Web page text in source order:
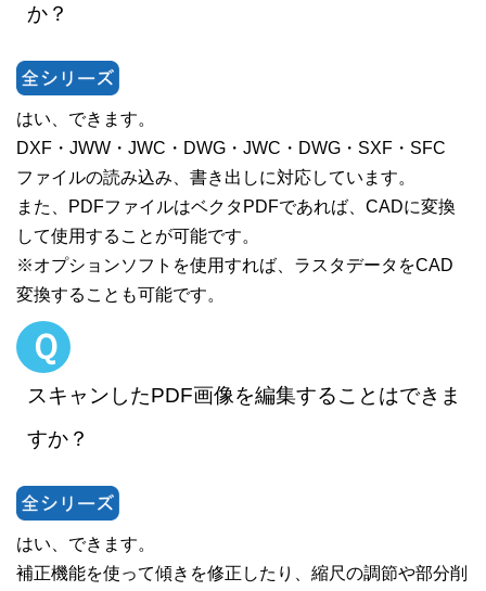
か？
はい、できます。
DXF・JWW・JWC・DWG・JWC・DWG・SXF・SFC
ファイルの読み込み、書き出しに対応しています。
また、PDFファイルはベクタPDFであれば、CADに変換
して使用することが可能です。
※オプションソフトを使用すれば、ラスタデータをCAD
変換することも可能です。
Ｑ
スキャンしたPDF画像を編集することはできま
すか？
はい、できます。
補正機能を使って傾きを修正したり、縮尺の調節や部分削